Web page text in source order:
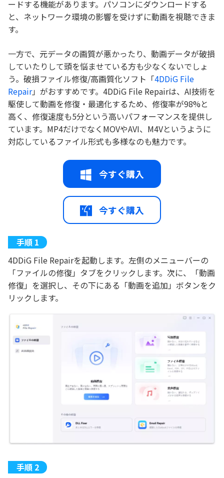
ードする機能があります。パソコンにダウンロードする
と、ネットワーク環境の影響を受けずに動画を視聴できま
す。
一方で、元データの画質が悪かったり、動画データが破損
していたりして頭を悩ませている方も少なくないでしょ
う。破損ファイル修復/高画質化ソフト「4DDiG File
Repair」がおすすめです。4DDiG File Repairは、AI技術を
駆使して動画を修復・最適化するため、修復率が98%と
高く、修復速度も5分という高いパフォーマンスを提供し
ています。MP4だけでなくMOVやAVI、M4Vというように
対応しているファイル形式も多様なのも魅力です。
今すぐ購入
今すぐ購入
4DDiG File Repairを起動します。左側のメニューバーの
「ファイルの修復」タブをクリックします。次に、「動画
修復」を選択し、その下にある「動画を追加」ボタンをク
リックします。